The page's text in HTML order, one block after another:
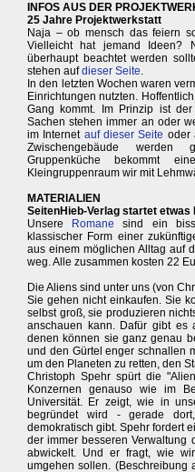
INFOS AUS DER
25 Jahre Projektwerkstatt
Naja – ob mensch das feiern
Vielleicht hat jemand Ideen?
überhaupt beachtet werden
stehen aufdieser Seite.
In den letzten Wochen waren
Einrichtungen nutzten.
Gang kommt. Im Prinzip ist
Sachen stehen immer an oder
im Internet auf dieser Seite oder
Zwischengebäude
Gruppenküche bekommt
Kleingruppenraum wir mit
MATERIALIEN
SeitenHieb-Verlag startet etwas
Unsere
Romane sind ein
klassischer Form einer
aus einem möglichen Alltag auf
weg. Alle zusammen kosten 22
Die Aliens sind unter uns (von
Sie gehen nicht einkaufen. Sie
selbst groß, sie produzieren
anschauen kann. Dafür gibt es
denen können sie ganz genau
und den Gürtel enger schnallen
um den Planeten zu retten, den
Christoph Spehr spürt die
Konzernen genauso wie im
Universität. Er zeigt, wie in
begründet wird - gerade
demokratisch gibt. Spehr fordert
der immer besseren Verwaltung
abwickelt. Und er fragt, wie
umgehen sollen. (Beschreibung